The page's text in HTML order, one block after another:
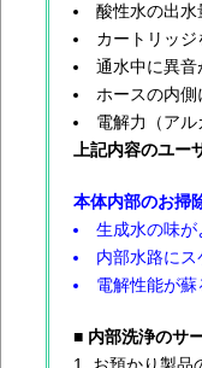
酸性水の出水
カートリッ
通水中に異音
ホースの内側
電解力（アル
上記内容のユー
本体内部のお掃
生成水の味が
内部水路に
電解性能が蘇
■ 内部洗浄のサ